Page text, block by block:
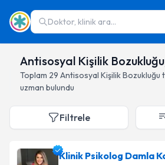
Doktor, klinik ara...
Antisosyal Kişilik
Toplam 29 Antisosyal Kişilik Bozukluğu
uzman bulundu
Filtrele
Klinik Psikolog Damla